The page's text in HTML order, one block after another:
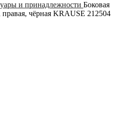
и принадлежности Боковая
чёрная KRAUSE 212504